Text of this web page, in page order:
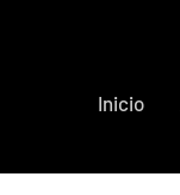
Inicio